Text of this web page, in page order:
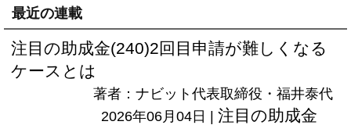
最近の連載
注目の助成金(240)2回目申請が難しくなる
ケースとは
著者：ナビット代表取締役・福井泰代
2026年06月04日 | 注目の助成金